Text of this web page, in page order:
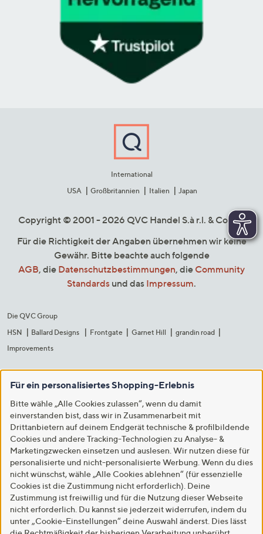
International
USA
Großbritannien Italien Japan
Copyright © 2001 - 2026 QVC Handel S.à r.l. & Co. KG
Für die Richtigkeit der Angaben übernehmen wir keine
Gewähr. Bitte beachte auch folgende
AGB, die Datenschutzbestimmungen, die Community
Standards und das Impressum.
Die QVC Group
HSN
Ballard Designs Frontgate Garnet Hill
grandin road
Improvements
Für ein personalisiertes Shopping-Erlebnis
Bitte wähle „Alle Cookies zulassen“, wenn du damit
einverstanden bist, dass wir in Zusammenarbeit mit
Drittanbietern auf deinem Endgerät technische & profilbildende
Cookies und andere Tracking-Technologien zu Analyse- &
Marketingzwecken einsetzen und auslesen. Wir nutzen diese für
personalisierte und nicht-personalisierte Werbung. Wenn du dies
nicht wünschst, wähle „Alle Cookies ablehnen“ (für essenzielle
Cookies ist die Zustimmung nicht erforderlich). Deine
Zustimmung ist freiwillig und für die Nutzung dieser Webseite
nicht erforderlich. Du kannst sie jederzeit widerrufen, indem du
unter „Cookie-Einstellungen“ deine Auswahl änderst. Dies lässt